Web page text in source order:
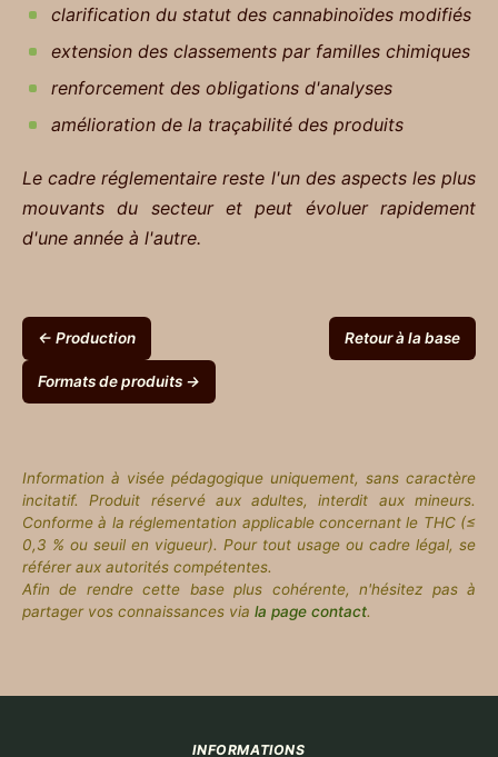
clarification du statut des cannabinoïdes modifiés
extension des classements par familles chimiques
renforcement des obligations d'analyses
amélioration de la traçabilité des produits
Le cadre réglementaire reste l'un des aspects les plus
mouvants du secteur et peut évoluer rapidement
d'une année à l'autre.
← Production Retour à la base
Formats de produits →
Information à visée pédagogique uniquement, sans caractère
incitatif. Produit réservé aux adultes, interdit aux mineurs.
Conforme à la réglementation applicable concernant le THC (≤
0,3 % ou seuil en vigueur). Pour tout usage ou cadre légal, se
référer aux autorités compétentes.
Afin de rendre cette base plus cohérente, n'hésitez pas à
partager vos connaissances via la page contact.
INFORMATIONS